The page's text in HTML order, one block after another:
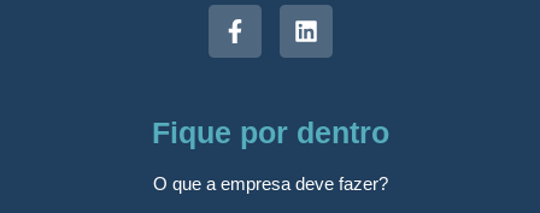
Fique por dentro
O que a empresa deve fazer?